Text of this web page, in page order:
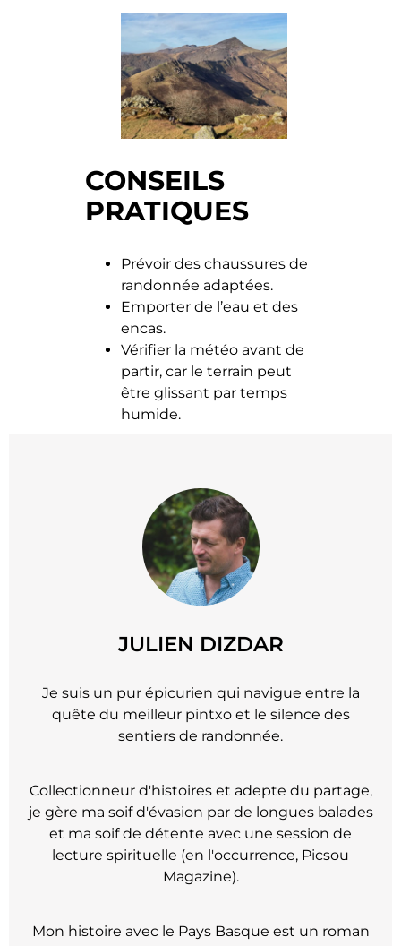
JULIEN DIZDAR
Je suis un pur épicurien qui navigue entre la
quête du meilleur pintxo et le silence des
sentiers de randonnée.
Collectionneur d'histoires et adepte du partage,
je gère ma soif d'évasion par de longues balades
et ma soif de détente avec une session de
lecture spirituelle (en l'occurrence, Picsou
Magazine).
Mon histoire avec le Pays Basque est un roman
CONSEILS
PRATIQUES
Prévoir des chaussures de
randonnée adaptées.
Emporter de l’eau et des
encas.
Vérifier la météo avant de
partir, car le terrain peut
être glissant par temps
humide.